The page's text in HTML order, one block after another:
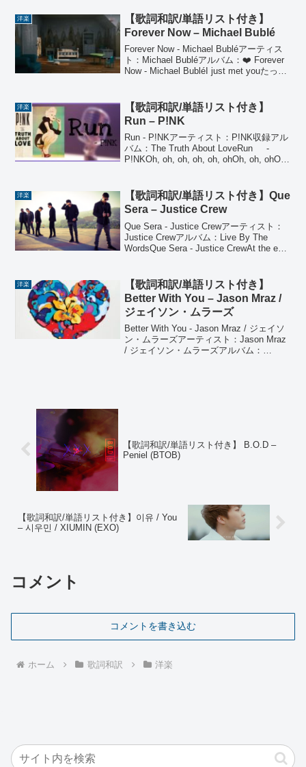
洋楽
【歌詞和訳/単語リスト付き】
Forever Now – Michael Bublé
Forever Now - Michael Bubléアーティス
ト：Michael Bubléアルバム：❤️ Forever
Now - Michael BubléI just met youたった
洋楽
【歌詞和訳/単語リスト付き】
Run – P!NK
Run - P!NKアーティスト：P!NK収録アル
バム：The Truth About LoveRun -
P!NKOh, oh, oh, oh, oh, ohOh, oh, ohOh,
洋楽
【歌詞和訳/単語リスト付き】Que
Sera – Justice Crew
Que Sera - Justice Crewアーティスト：
Justice Crewアルバム：Live By The
WordsQue Sera - Justice CrewAt the end
洋楽
【歌詞和訳/単語リスト付き】
Better With You – Jason Mraz /
ジェイソン・ムラーズ
Better With You - Jason Mraz / ジェイソ
ン・ムラーズアーティスト：Jason Mraz
/ ジェイソン・ムラーズアルバム：
【歌詞和訳/単語リスト付き】 B.O.D –
Peniel (BTOB)
【歌詞和訳/単語リスト付き】이유 / You
– 시우민 / XIUMIN (EXO)
コメント
コメントを書き込む
ホーム 歌詞和訳 洋楽